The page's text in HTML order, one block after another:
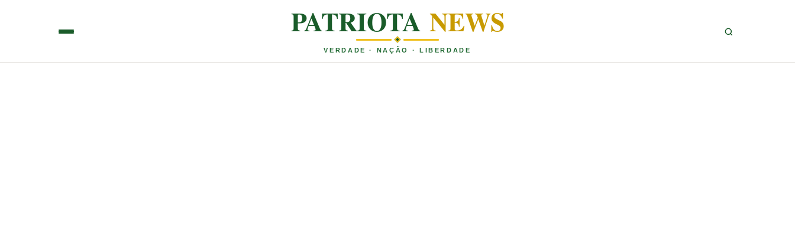
PATRIOTA NEWS
VERDADE · NAÇÃO · LIBERDADE